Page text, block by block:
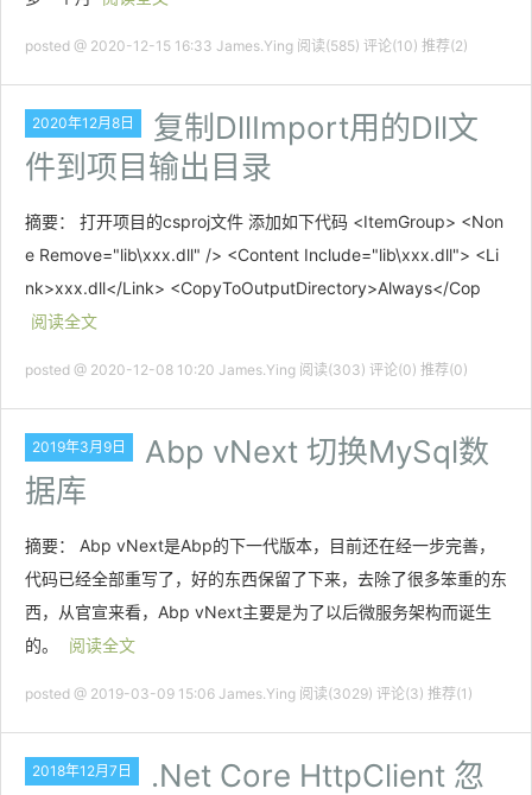
posted @ 2020-12-15 16:33 James.Ying 阅读(585) 评论(10) 推荐(2)
2020年12月8日
复制DllImport用的Dll文
件到项目输出目录
摘要： 打开项目的csproj文件 添加如下代码 <ItemGroup> <Non
e Remove="lib\xxx.dll" /> <Content Include="lib\xxx.dll"> <Li
nk>xxx.dll</Link> <CopyToOutputDirectory>Always</Cop
阅读全文
posted @ 2020-12-08 10:20 James.Ying 阅读(303) 评论(0) 推荐(0)
2019年3月9日
Abp vNext 切换MySql数
据库
摘要： Abp vNext是Abp的下一代版本，目前还在经一步完善，
代码已经全部重写了，好的东西保留了下来，去除了很多笨重的东
西，从官宣来看，Abp vNext主要是为了以后微服务架构而诞生
的。
阅读全文
posted @ 2019-03-09 15:06 James.Ying 阅读(3029) 评论(3) 推荐(1)
2018年12月7日
.Net Core HttpClient 忽